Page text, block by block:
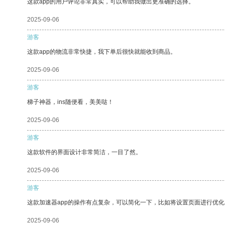
这款app的用户评论非常真实，可以帮助我做出更准确的选择。
2025-09-06
游客
这款app的物流非常快捷，我下单后很快就能收到商品。
2025-09-06
游客
梯子神器，ins随便看，美美哒！
2025-09-06
游客
这款软件的界面设计非常简洁，一目了然。
2025-09-06
游客
这款加速器app的操作有点复杂，可以简化一下，比如将设置页面进行优
2025-09-06